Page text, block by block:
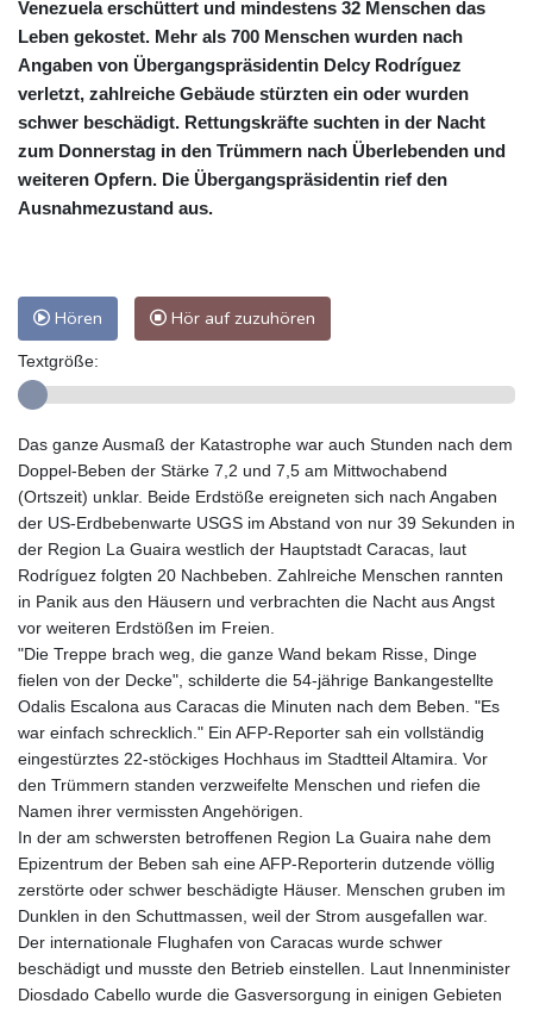
Venezuela erschüttert und mindestens 32 Menschen das
Leben gekostet. Mehr als 700 Menschen wurden nach
Angaben von Übergangspräsidentin Delcy Rodríguez
verletzt, zahlreiche Gebäude stürzten ein oder wurden
schwer beschädigt. Rettungskräfte suchten in der Nacht
zum Donnerstag in den Trümmern nach Überlebenden und
weiteren Opfern. Die Übergangspräsidentin rief den
Ausnahmezustand aus.
Hören Hör auf zuzuhören
Textgröße:
Das ganze Ausmaß der Katastrophe war auch Stunden nach dem
Doppel-Beben der Stärke 7,2 und 7,5 am Mittwochabend
(Ortszeit) unklar. Beide Erdstöße ereigneten sich nach Angaben
der US-Erdbebenwarte USGS im Abstand von nur 39 Sekunden in
der Region La Guaira westlich der Hauptstadt Caracas, laut
Rodríguez folgten 20 Nachbeben. Zahlreiche Menschen rannten
in Panik aus den Häusern und verbrachten die Nacht aus Angst
vor weiteren Erdstößen im Freien.
"Die Treppe brach weg, die ganze Wand bekam Risse, Dinge
fielen von der Decke", schilderte die 54-jährige Bankangestellte
Odalis Escalona aus Caracas die Minuten nach dem Beben. "Es
war einfach schrecklich." Ein AFP-Reporter sah ein vollständig
eingestürztes 22-stöckiges Hochhaus im Stadtteil Altamira. Vor
den Trümmern standen verzweifelte Menschen und riefen die
Namen ihrer vermissten Angehörigen.
In der am schwersten betroffenen Region La Guaira nahe dem
Epizentrum der Beben sah eine AFP-Reporterin dutzende völlig
zerstörte oder schwer beschädigte Häuser. Menschen gruben im
Dunklen in den Schuttmassen, weil der Strom ausgefallen war.
Der internationale Flughafen von Caracas wurde schwer
beschädigt und musste den Betrieb einstellen. Laut Innenminister
Diosdado Cabello wurde die Gasversorgung in einigen Gebieten